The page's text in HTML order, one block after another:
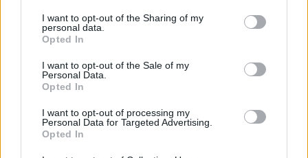
not limited to your visit or usage behaviour. You may click to
grant or deny consent to Google and its third-party tags to
use your data for below specified purposes in below Google
consent section.
I want to opt-out of the Sharing of my
personal data.
Opted In
I want to opt-out of the Sale of my
Personal Data.
Opted In
I want to opt-out of processing my
Personal Data for Targeted Advertising.
Opted In